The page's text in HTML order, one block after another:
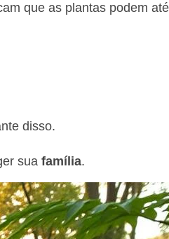
que as plantas podem
disso.
sua família.